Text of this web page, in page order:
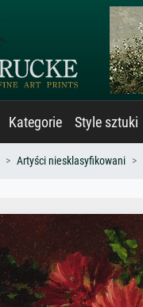
Kategorie Style sztuki
Artyści niesklasyfikowani